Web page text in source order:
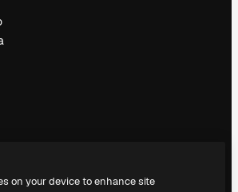
on your device to enhance site